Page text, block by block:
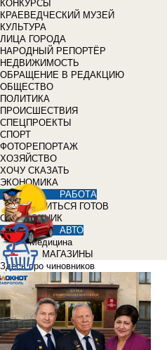
КОНКУРСЫ
КРАЕВЕДЧЕСКИЙ МУЗЕЙ
КУЛЬТУРА
ЛИЦА ГОРОДА
НАРОДНЫЙ РЕПОРТЁР
НЕДВИЖИМОСТЬ
ОБРАЩЕНИЕ В РЕДАКЦИЮ
ОБЩЕСТВО
ПОЛИТИКА
ПРОИСШЕСТВИЯ
СПЕЦПРОЕКТЫ
СПОРТ
ФОТОРЕПОРТАЖ
ХОЗЯЙСТВО
ХОЧУ СКАЗАТЬ
ЭКОНОМИКА
РАБОТА
УЧИТЬСЯ ГОТОВ
СПРАВОЧНИК
АВТО
Медицина
МАГАЗИНЫ
Здесь про чиновников